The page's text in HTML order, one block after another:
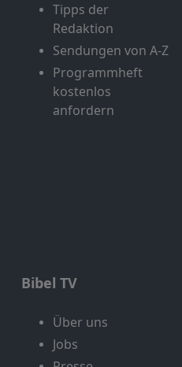
Tipps der
Redaktion
Sendungen von A-Z
Programmheft
kostenlos
anfordern
Bibel TV
Über uns
Jobs